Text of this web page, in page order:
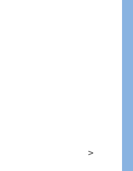
>